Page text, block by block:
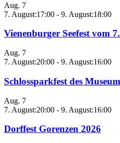
Aug. 7
7. August:17:00 - 9. August:18:00
Vienenburger Seefest vom
Aug. 7
7. August:20:00 - 9. August:16:00
Schlossparkfest des Museum
Aug. 7
7. August:20:00 - 9. August:16:00
Dorffest Gorenzen 2026